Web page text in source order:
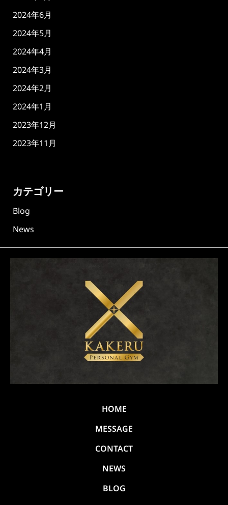
2024年6月
2024年5月
2024年4月
2024年3月
2024年2月
2024年1月
2023年12月
2023年11月
カテゴリー
Blog
News
HOME
MESSAGE
CONTACT
NEWS
BLOG